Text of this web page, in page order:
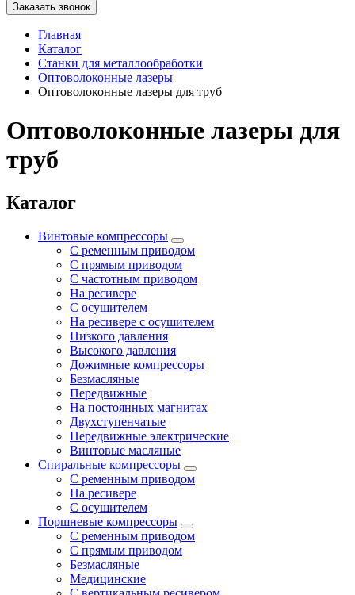
Заказать звонок
Главная
Каталог
Станки для металлообработки
Оптоволоконные лазеры
Оптоволоконные лазеры для труб
Оптоволоконные лазеры для
труб
Каталог
Винтовые компрессоры
С ременным приводом
С прямым приводом
С частотным приводом
На ресивере
С осушителем
На ресивере с осушителем
Низкого давления
Высокого давления
Дожимные компрессоры
Безмасляные
Передвижные
На постоянных магнитах
Двухступенчатые
Передвижные электрические
Винтовые масляные
Спиральные компрессоры
С ременным приводом
На ресивере
С осушителем
Поршневые компрессоры
С ременным приводом
С прямым приводом
Безмасляные
Медицинские